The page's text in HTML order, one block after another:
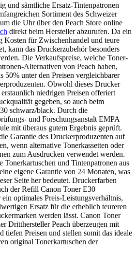
und sämtliche Ersatz-Tintenpatronen
Sortiment des Schweizer
die Uhr über den Peach Store online
direkt beim Hersteller abzurufen. Da ein
Kosten für Zwischenhandel und teure
kann das Druckerzubehör besonders
Die Verkaufspreise, welche Toner-
Alternativen von Peach haben,
50% unter den Preisen vergleichbarer
Obwohl dieses Drucker
niedrigen Preisen offeriert
gegeben, so auch beim
schwarz/black. Durch die
und Forschungsanstalt EMPA
mit überaus gutem Ergebnis geprüft.
Garantie des Druckerproduzenten auf
wenn alternative Tonerkassetten oder
zum Ausdrucken verwendet werden.
Tonerkartuschen und Tintenpatronen aus
eigene Garantie von 24 Monaten, was
Seite her bedeutet. Druckerfarben
der Refill Canon Toner E30
optimales Preis-Leistungsverhältnis,
Ersatz für die erheblich teureren
werden lässt. Canon Toner
Dritthersteller Peach überzeugen mit
tiefen Preisen und stellen somit das ideale
original Tonerkartuschen der